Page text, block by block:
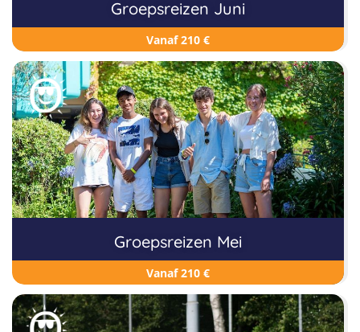
Groepsreizen Juni
Vanaf 210 €
Groepsreizen Mei
Vanaf 210 €